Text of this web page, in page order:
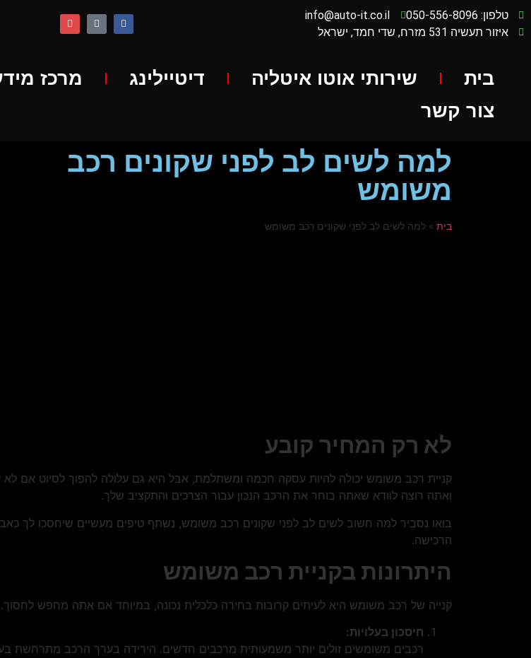
טלפון: 050-556-8096
info@auto-it.co.il
איזור תעשיה 531 מזרח, שדי חמד, ישראל
בית שירותי אוטו איטליה דיטיילינג מרכז
צור קשר
למה לשים לב לפני שקונים רכב
משומש
בית » למה לשים לב לפני שקונים רכב משומש
לא רק המחיר קובע
קניית רכב משומש יכולה להיות עסקה חכמה ומשתלמת, אבל היא גם עלולה להפוך לסיוט אם
ואתה רוצה לוודא שאתה בוחר את הרכב הנכון עבור הצרכים והתקציב שלך.
בואו נסביר למה חשוב לשים לב לפני שקונים רכב משומש, נשתף טיפים מעשיים שיחסכו לך
הרכישה.
היתרונות בקניית רכב משומש
קנייה של רכב משומש היא לעיתים קרובות בחירה כלכלית נכונה, במיוחד אם אתה מחפש לחסוך.
חיסכון בעלויות:
רכבים משומשים זולים יותר משמעותית מרכבים חדשים. הירידה בערך הרכב מתרחשת